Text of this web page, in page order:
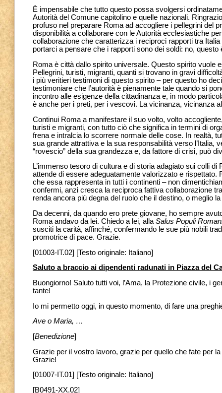
È impensabile che tutto questo possa svolgersi
Autorità del Comune capitolino e quelle nazionali.
profuso nel preparare Roma ad accogliere i pellegrini del
disponibilità a collaborare con le Autorità ecclesiastiche
collaborazione che caratterizza i reciproci rapporti tra
portarci a pensare che i rapporti sono dei soldi: no,
Roma è città dallo spirito universale. Questo spirito vuole
Pellegrini, turisti, migranti, quanti si trovano in gravi
i più veritieri testimoni di questo spirito – per questo ho
testimoniare che l’autorità è pienamente tale quando si
incontro alle esigenze della cittadinanza e, in modo
è anche per i preti, per i vescovi. La vicinanza, vicinanza
Continui Roma a manifestare il suo volto, volto
turisti e migranti, con tutto ciò che significa in termini di
frena e intralcia lo scorrere normale delle cose. In realtà,
sua grande attrattiva e la sua responsabilità verso
“rovescio” della sua grandezza e, da fattore di crisi, può
L’immenso tesoro di cultura e di storia adagiato sui colli
attende di essere adeguatamente valorizzato e rispettato.
che essa rappresenta in tutti i continenti – non
confermi, anzi cresca la reciproca fattiva collaborazione
renda ancora più degna del ruolo che il destino, o meglio
Da decenni, da quando ero prete giovane, ho sempre
Roma andavo da lei. Chiedo a lei, alla Salus Populi
susciti la carità, affinché, confermando le sue più nobili
promotrice di pace. Grazie.
[01003-IT.02] [Testo originale: Italiano]
Saluto a braccio ai dipendenti radunati in Piazza del
Buongiorno! Saluto tutti voi, l’Ama, la Protezione civile, i
tante!
Io mi permetto oggi, in questo momento, di fare una
Ave o Maria, …
[Benedizione]
Grazie per il vostro lavoro, grazie per quello che fate per
Grazie!
[01007-IT.01] [Testo originale: Italiano]
[B0491-XX.02]